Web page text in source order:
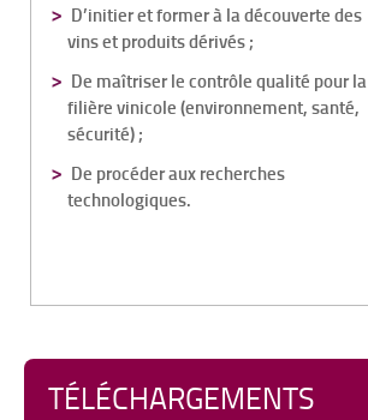
D’initier et former à la découverte des
vins et produits dérivés ;
De maîtriser le contrôle qualité pour la
filière vinicole (environnement, santé,
sécurité) ;
De procéder aux recherches
technologiques.
TÉLÉCHARGEMENTS